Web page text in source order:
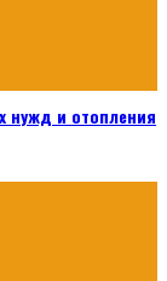
нужд и отопления